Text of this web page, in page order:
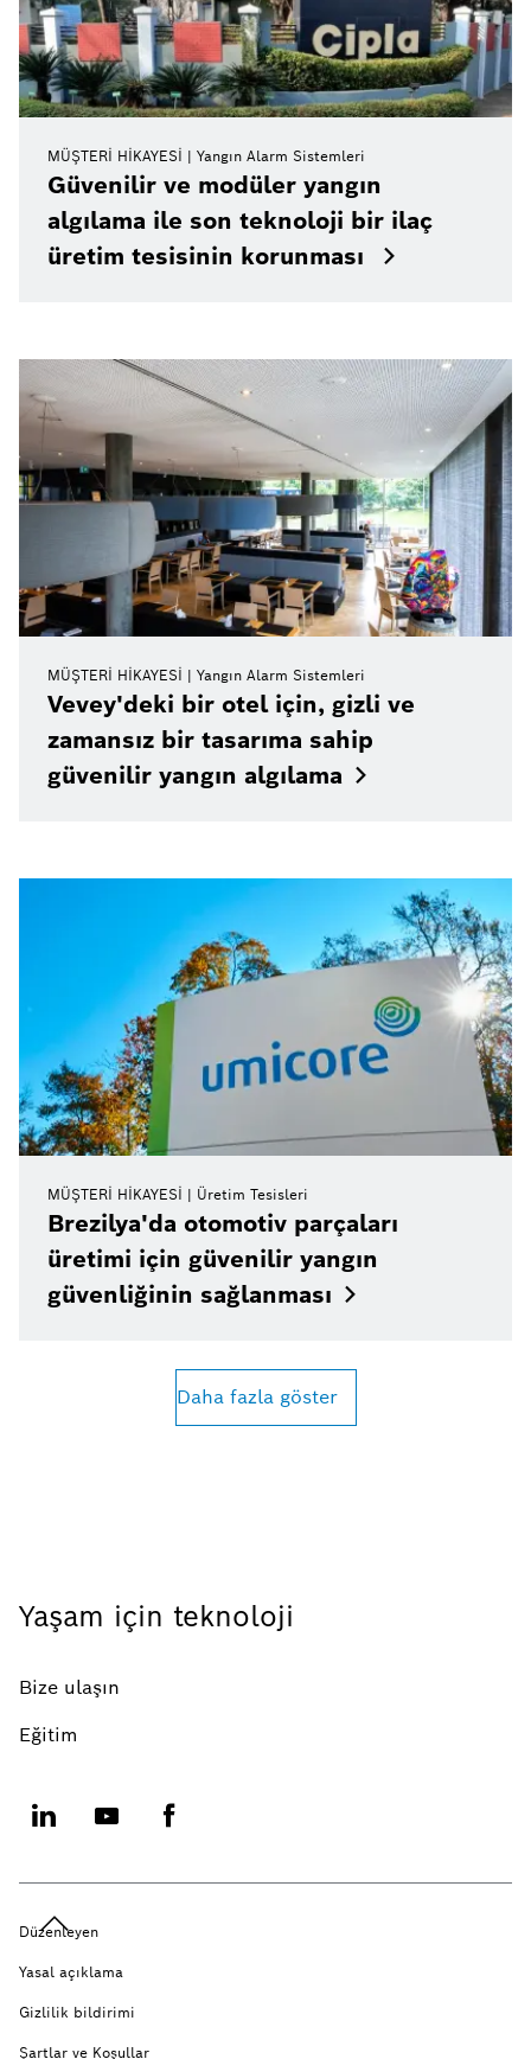
MÜŞTERI HIKAYESI Yangın Alarm Sistemleri
Güvenilir ve modüler yangın
algılama ile son teknoloji bir ilaç
üretim tesisinin korunması
MÜŞTERI HIKAYESI Yangın Alarm Sistemleri
Vevey'deki bir otel için, gizli ve
zamansız bir tasarıma sahip
güvenilir yangın algılama
MÜŞTERI HIKAYESI Üretim Tesisleri
Brezilya'da otomotiv parçaları
üretimi için güvenilir yangın
güvenliğinin sağlanması
Daha fazla göster
Yaşam için teknoloji
Bize ulaşın
Eğitim
Düzenleyen
Yasal açıklama
Gizlilik bildirimi
Şartlar ve Koşullar